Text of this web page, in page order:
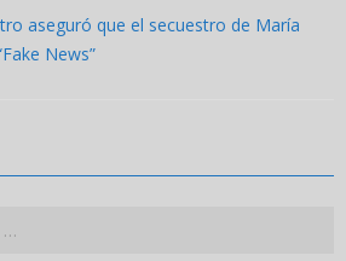
aseguró que el secuestro de María
News”